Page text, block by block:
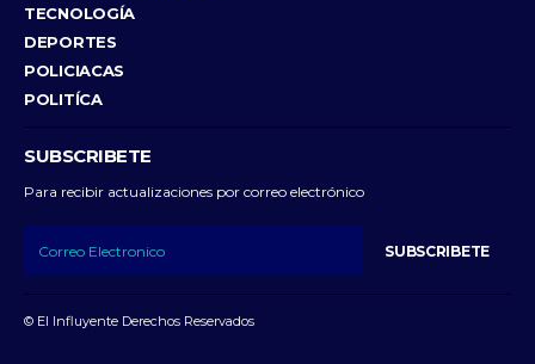
TECNOLOGÍA
DEPORTES
POLICIACAS
POLITÍCA
SUBSCRIBETE
Para recibir actualizaciones por correo electrónico
SUBSCRIBETE
© El Influyente Derechos Reservados